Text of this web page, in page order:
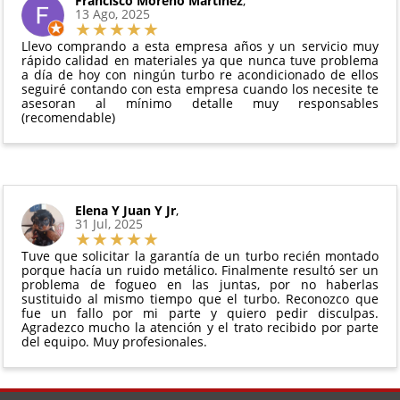
Todas nuestras garantías cumplen con la legislación
vigente. Consulta nuestras
para más información.
manipulado
Debe devolverse en su
perfectas condiciones
13 Ago, 2025
Llevo comprando a esta empresa años y un servicio muy
rápido calidad en materiales ya que nunca tuve problema
a día de hoy con ningún turbo re acondicionado de ellos
seguiré contando con esta empresa cuando los necesite te
asesoran al mínimo detalle muy responsables
(recomendable)
Elena Y Juan Y Jr,
31 Jul, 2025
Tuve que solicitar la garantía de un turbo recién montado
porque hacía un ruido metálico. Finalmente resultó ser un
problema de fogueo en las juntas, por no haberlas
sustituido al mismo tiempo que el turbo. Reconozco que
fue un fallo por mi parte y quiero pedir disculpas.
Agradezco mucho la atención y el trato recibido por parte
del equipo. Muy profesionales.